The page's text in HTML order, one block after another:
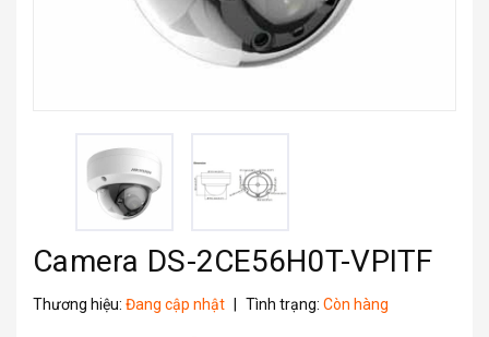
Camera DS-2CE56H0T-VPITF
Thương hiệu: Đang cập nhật Tình trạng: Còn hàng